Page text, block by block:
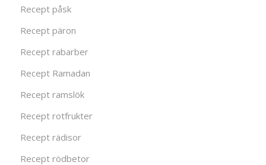
Recept påsk
Recept päron
Recept rabarber
Recept Ramadan
Recept ramslök
Recept rotfrukter
Recept rädisor
Recept rödbetor